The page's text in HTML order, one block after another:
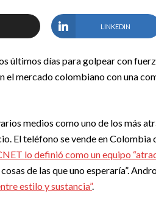
LINKEDIN
últimos días para golpear con
el mercado colombiano con una
medios como uno de los más
El teléfono se vende en Colombia
lo definió como un equipo
de las que uno esperaría”.
estilo y sustancia”.